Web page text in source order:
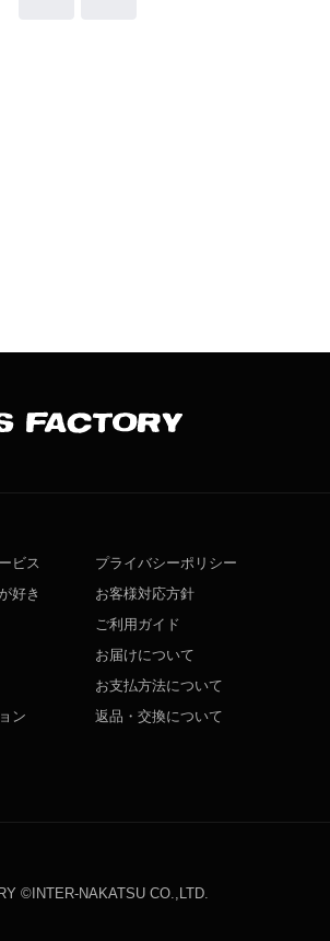
ビス
好き
ン
プライバシーポリシー
お客様対応方針
ご利用ガイド
お届けについて
お支払方法について
返品・交換について
©INTER-NAKATSU CO.,LTD.